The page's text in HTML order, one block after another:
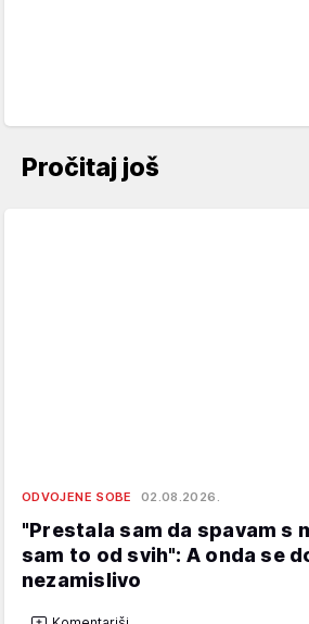
Pročitaj još
ODVOJENE SOBE 02.08.2026.
"Prestala sam da spavam s
sam to od svih": A onda se
nezamislivo